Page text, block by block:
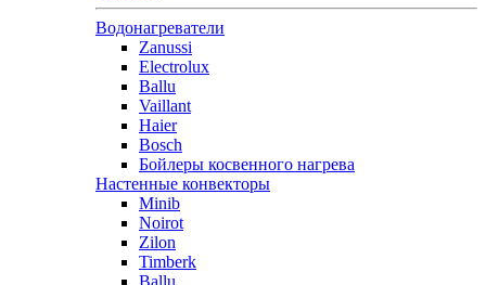
Водонагреватели
Zanussi
Electrolux
Ballu
Vaillant
Haier
Bosch
Бойлеры косвенного нагрева
Настенные конвекторы
Minib
Noirot
Zilon
Timberk